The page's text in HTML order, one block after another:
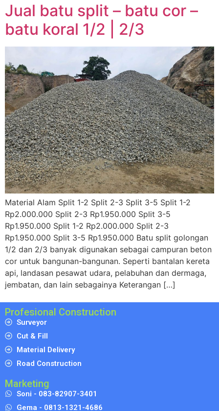
Jual batu split – batu cor –
batu koral 1/2 | 2/3
Material Alam Split 1-2 Split 2-3 Split 3-5 Split 1-2
Rp2.000.000 Split 2-3 Rp1.950.000 Split 3-5
Rp1.950.000 Split 1-2 Rp2.000.000 Split 2-3
Rp1.950.000 Split 3-5 Rp1.950.000 Batu split golongan
1/2 dan 2/3 banyak digunakan sebagai campuran beton
cor untuk bangunan-bangunan. Seperti bantalan kereta
api, landasan pesawat udara, pelabuhan dan dermaga,
jembatan, dan lain sebagainya Keterangan […]
Profesional Construction
Surveyor
Cut & Fill
Material Delivery
Road Construction
Marketing
Soni - 083-82907-3401
Gema - 0813-1321-4686